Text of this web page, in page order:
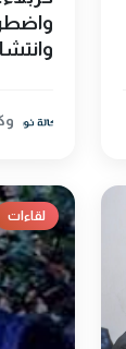
لقاءات